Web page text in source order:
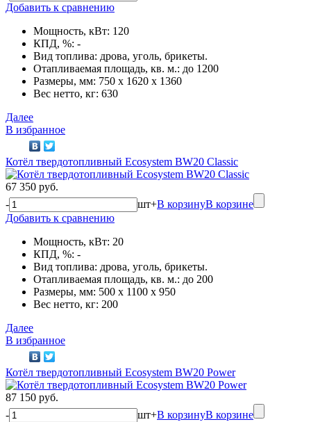
Добавить к сравнению
Мощность, кВт: 120
КПД, %: -
Вид топлива: дрова, уголь, брикеты.
Отапливаемая площадь, кв. м.: до 1200
Размеры, мм: 750 x 1620 x 1360
Вес нетто, кг: 630
Далее
В избранное
Котёл твердотопливный Ecosystem BW20 Classic
67 350 руб.
-
шт+В корзинуВ корзине
Добавить к сравнению
Мощность, кВт: 20
КПД, %: -
Вид топлива: дрова, уголь, брикеты.
Отапливаемая площадь, кв. м.: до 200
Размеры, мм: 500 x 1100 x 950
Вес нетто, кг: 200
Далее
В избранное
Котёл твердотопливный Ecosystem BW20 Power
87 150 руб.
-
шт+В корзинуВ корзине